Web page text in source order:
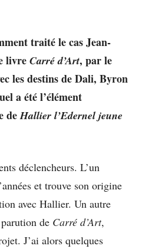
traité le cas Jean-
livre Carré d’Art, par le
les destins de Dali, Byron
a été l’élément
deHallier l’Edernel jeune
déclencheurs. L’un
et trouve son origine
avec Hallier. Un autre
de Carré d’Art,
J’ai alors quelques